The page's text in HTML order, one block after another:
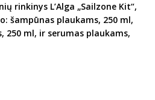
rinkinys L’Alga „Sailzone Kit“,
šampūnas plaukams, 250 ml,
250 ml, ir serumas plaukams,